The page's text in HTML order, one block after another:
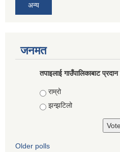
अन्य
जनमत
तपाइलाई गाउँपालिकाबाट
Choices
राम्रो
झन्झटिलो
Older polls